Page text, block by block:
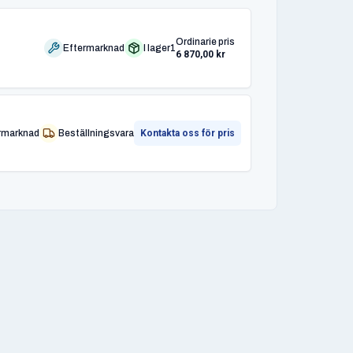
Eftermarknad I lager1
Ordinarie pris
6 870,00 kr
Beställningsvara Kontakta oss för pris